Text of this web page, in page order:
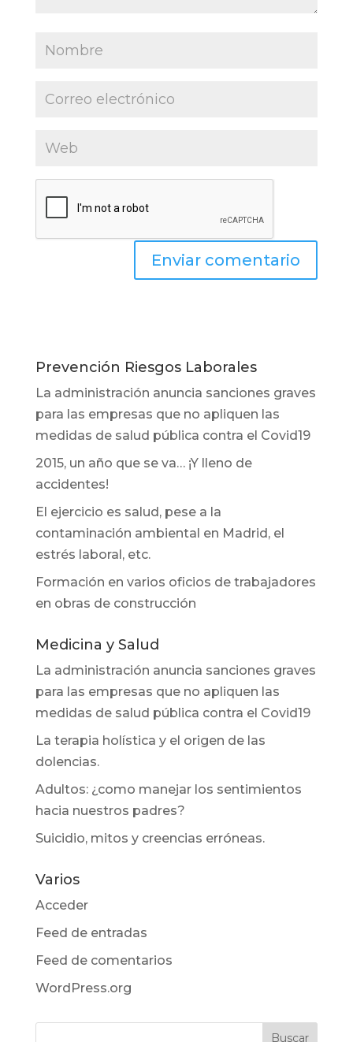
Prevención Riesgos Laborales
La administración anuncia sanciones graves
para las empresas que no apliquen las
medidas de salud pública contra el Covid19
2015, un año que se va… ¡Y lleno de
accidentes!
El ejercicio es salud, pese a la
contaminación ambiental en Madrid, el
estrés laboral, etc.
Formación en varios oficios de trabajadores
en obras de construcción
Medicina y Salud
La administración anuncia sanciones graves
para las empresas que no apliquen las
medidas de salud pública contra el Covid19
La terapia holística y el origen de las
dolencias.
Adultos: ¿como manejar los sentimientos
hacia nuestros padres?
Suicidio, mitos y creencias erróneas.
Varios
Acceder
Feed de entradas
Feed de comentarios
WordPress.org